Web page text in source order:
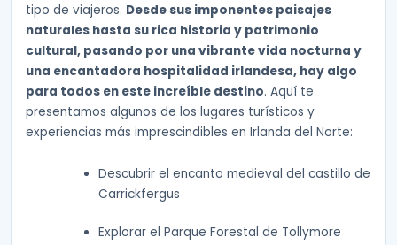
tipo de viajeros. Desde sus imponentes paisajes
naturales hasta su rica historia y patrimonio
cultural, pasando por una vibrante vida nocturna y
una encantadora hospitalidad irlandesa, hay algo
para todos en este increíble destino. Aquí te
presentamos algunos de los lugares turísticos y
experiencias más imprescindibles en Irlanda del Norte:
Descubrir el encanto medieval del castillo de
Carrickfergus
Explorar el Parque Forestal de Tollymore